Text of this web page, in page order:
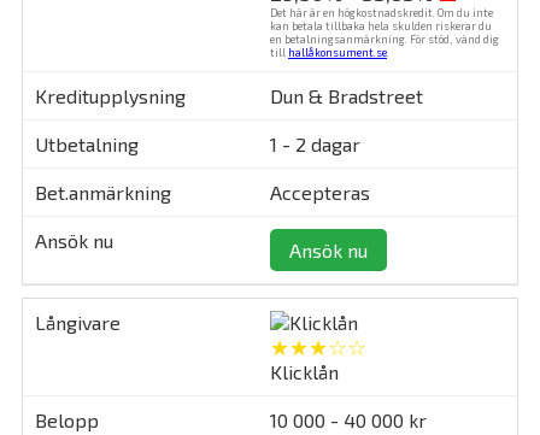
Det här är en högkostnadskredit. Om du inte
kan betala tillbaka hela skulden riskerar du
en betalningsanmärkning. För stöd, vänd dig
till hallåkonsument.se
Dun & Bradstreet
1 - 2 dagar
Accepteras
Ansök nu
★★★☆☆
Klicklån
10 000 - 40 000 kr